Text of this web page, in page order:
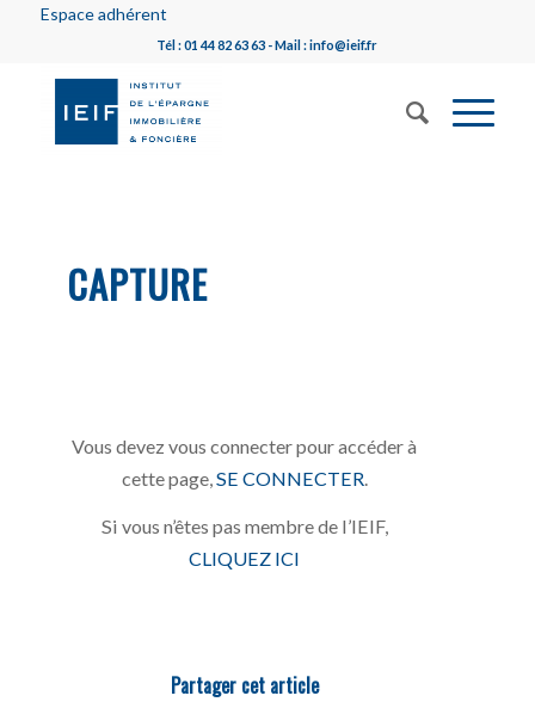
Espace adhérent
Tél : 01 44 82 63 63 - Mail : info@ieif.fr
CAPTURE
Vous devez vous connecter pour accéder à
cette page, SE CONNECTER
Si vous n’êtes pas membre de l’IEIF,
CLIQUEZ ICI
Partager cet article